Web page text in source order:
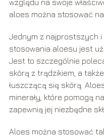
względu na swoje
aloes można stosować
Jednym z najprostszych
stosowania aloesu jest
Jest to szczególnie
skórą z trądzikiem, a
łuszczącą się skórą.
minerały, które pomogą
zapewnią jej niezbędne
Aloes można stosować